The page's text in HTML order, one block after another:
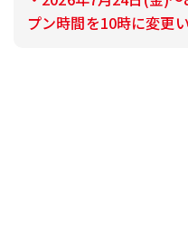
プン時間を10時に変更い